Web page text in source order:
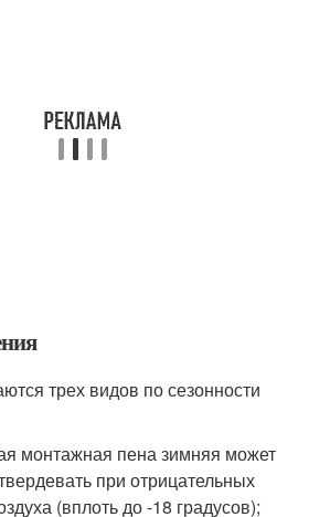
трех видов по сезонности
монтажная пена зимняя может
при отрицательных
(вплоть до -18 градусов);